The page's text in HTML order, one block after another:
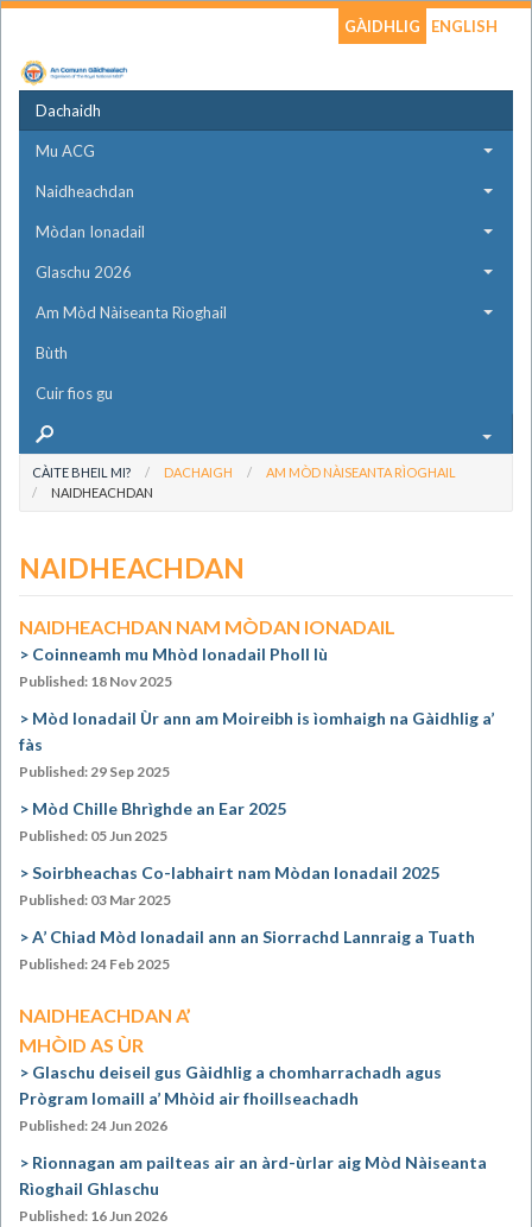
GÀIDHLIG ENGLISH
Dachaidh
Mu ACG
Naidheachdan
Mòdan Ionadail
Glaschu 2026
Am Mòd Nàiseanta Rìoghail
Bùth
Cuir fios gu
CÀITE BHEIL MI? DACHAIGH
AM MÒD NÀISEANTA RÌOGHAIL
NAIDHEACHDAN
NAIDHEACHDAN
NAIDHEACHDAN NAM MÒDAN IONADAIL
Coinneamh mu Mhòd Ionadail Pholl Iù
Published: 18 Nov 2025
Mòd Ionadail Ùr ann am Moireibh is ìomhaigh na Gàidhlig a’
fàs
Published: 29 Sep 2025
Mòd Chille Bhrìghde an Ear 2025
Published: 05 Jun 2025
Soirbheachas Co-labhairt nam Mòdan Ionadail 2025
Published: 03 Mar 2025
A’ Chiad Mòd Ionadail ann an Siorrachd Lannraig a Tuath
Published: 24 Feb 2025
NAIDHEACHDAN A’
MHÒID AS ÙR
Glaschu deiseil gus Gàidhlig a chomharrachadh agus
Prògram Iomaill a’ Mhòid air fhoillseachadh
Published: 24 Jun 2026
Rionnagan am pailteas air an àrd-ùrlar aig Mòd Nàiseanta
Rìoghail Ghlaschu
Published: 16 Jun 2026